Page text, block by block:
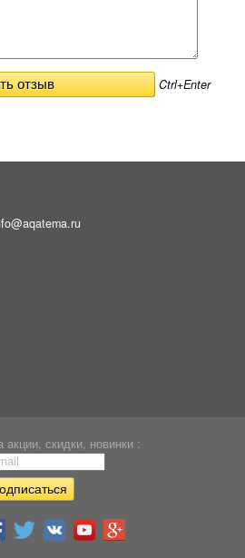
Ctrl+Enter
акции, скидки, новинки :